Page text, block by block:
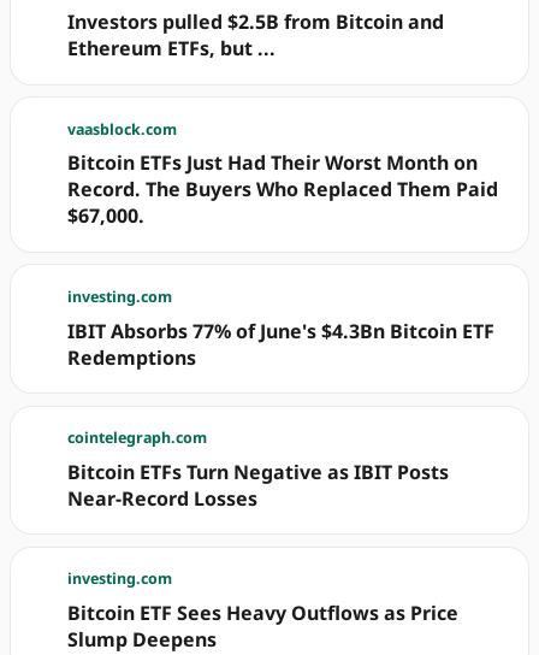
Investors pulled $2.5B from Bitcoin and
Ethereum ETFs, but ...
vaasblock.com
Bitcoin ETFs Just Had Their Worst Month on
Record. The Buyers Who Replaced Them Paid
$67,000.
investing.com
IBIT Absorbs 77% of June's $4.3Bn Bitcoin ETF
Redemptions
cointelegraph.com
Bitcoin ETFs Turn Negative as IBIT Posts
Near-Record Losses
investing.com
Bitcoin ETF Sees Heavy Outflows as Price
Slump Deepens